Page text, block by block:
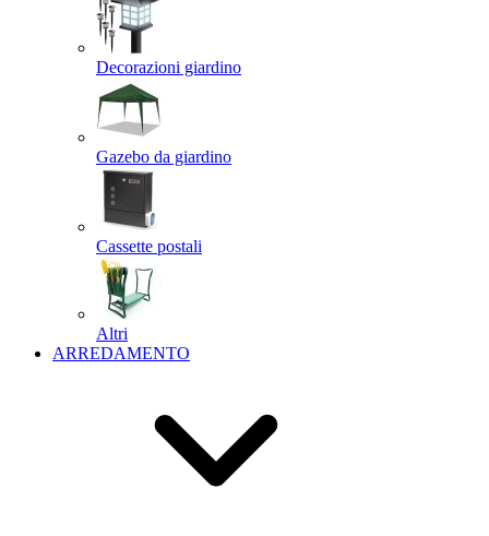
Decorazioni giardino
Gazebo da giardino
Cassette postali
Altri
ARREDAMENTO